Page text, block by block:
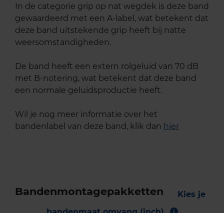
In de categorie grip op nat wegdek is deze band
gewaardeerd met een A-label, wat betekent dat
deze band uitstekende grip heeft bij natte
weersomstandigheden.
De band heeft een extern rolgeluid van 70 dB
met B-notering, wat betekent dat deze band
een normale geluidsproductie heeft.
Wil je nog meer informatie over het
bandenlabel van deze band, klik dan hier
Bandenmontagepakketten
Kies je